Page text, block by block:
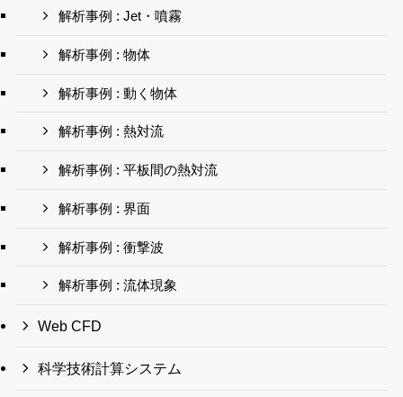
解析事例 : Jet・噴霧
解析事例 : 物体
解析事例 : 動く物体
解析事例 : 熱対流
解析事例 : 平板間の熱対流
解析事例 : 界面
解析事例 : 衝撃波
解析事例 : 流体現象
Web CFD
科学技術計算システム